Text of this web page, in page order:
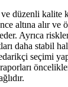
düzenli kalite
altına alır
Ayrıca
daha stabil
seçimi